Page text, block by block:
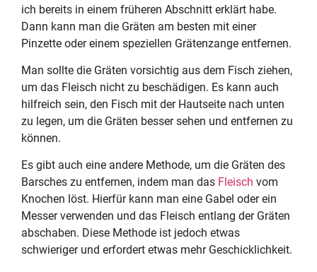
ich bereits in einem früheren Abschnitt erklärt habe.
Dann kann man die Gräten am besten mit einer
Pinzette oder einem speziellen Grätenzange entfernen.
Man sollte die Gräten vorsichtig aus dem Fisch ziehen,
um das Fleisch nicht zu beschädigen. Es kann auch
hilfreich sein, den Fisch mit der Hautseite nach unten
zu legen, um die Gräten besser sehen und entfernen zu
können.
Es gibt auch eine andere Methode, um die Gräten des
Barsches zu entfernen, indem man das Fleisch vom
Knochen löst. Hierfür kann man eine Gabel oder ein
Messer verwenden und das Fleisch entlang der Gräten
abschaben. Diese Methode ist jedoch etwas
schwieriger und erfordert etwas mehr Geschicklichkeit.